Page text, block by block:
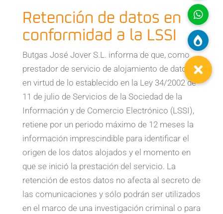
Retención de datos en
conformidad a la LSSI
Butgas José Jover S.L. informa de que, como
prestador de servicio de alojamiento de datos y
en virtud de lo establecido en la Ley 34/2002 de
11 de julio de Servicios de la Sociedad de la
Información y de Comercio Electrónico (LSSI),
retiene por un periodo máximo de 12 meses la
información imprescindible para identificar el
origen de los datos alojados y el momento en
que se inició la prestación del servicio. La
retención de estos datos no afecta al secreto de
las comunicaciones y sólo podrán ser utilizados
en el marco de una investigación criminal o para